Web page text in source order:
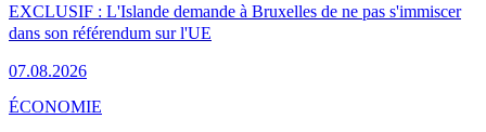
EXCLUSIF : L'Islande demande à Bruxelles de ne pas s'immiscer
dans son référendum sur l'UE
07.08.2026
ÉCONOMIE